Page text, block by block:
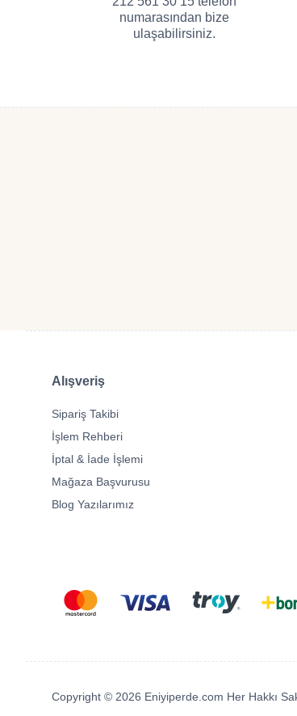
numarasından bize
ulaşabilirsiniz.
Alışveriş
Sipariş Takibi
İşlem Rehberi
İptal & İade İşlemi
Mağaza Başvurusu
Blog Yazılarımız
Copyright © 2026 Eniyiperde.com Her Hakkı